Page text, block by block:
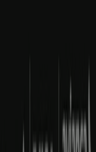
-